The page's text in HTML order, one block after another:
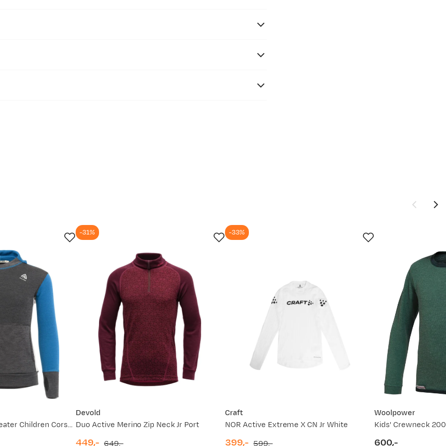
Det er alltid greit med litt hjelp. For mer detaljert info om hvordan
størrelse (åpner ny side)
Warmwool Hood Sweater Children Corsair/Marengo/Beige Melange
Devold
Duo Active Merino Zip Neck Jr Port
-31%
449,- 649,-
Craft
NOR Active Extreme X CN Jr White
-33%
399,- 599,-
Woolpower
Kids' Crewneck
600,-